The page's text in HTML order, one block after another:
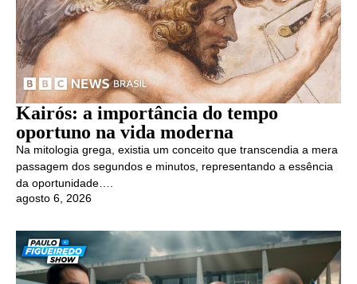
Kairós: a importância do tempo
oportuno na vida moderna
Na mitologia grega, existia um conceito que transcendia a mera
passagem dos segundos e minutos, representando a essência
da oportunidade….
agosto 6, 2026